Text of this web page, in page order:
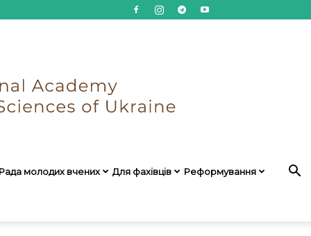
Рада молодих вчених Для фахівців Реформування